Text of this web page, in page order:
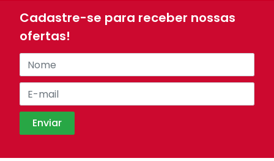
Cadastre-se para receber nossas
ofertas!